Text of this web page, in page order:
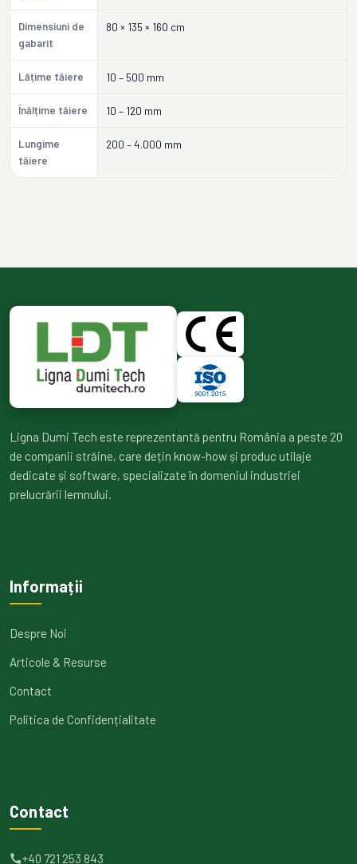
Dimensiuni de
gabarit
80 × 135 × 160 cm
Lățime tăiere 10 – 500 mm
Înălțime tăiere 10 – 120 mm
Lungime
tăiere
200 – 4.000 mm
Ligna Dumi Tech este reprezentantă pentru România a peste 20
de companii străine, care dețin know-how și produc utilaje
dedicate și software, specializate în domeniul industriei
prelucrării lemnului.
Informații
Despre Noi
Articole & Resurse
Contact
Politica de Confidențialitate
Contact
+40 721 253 843